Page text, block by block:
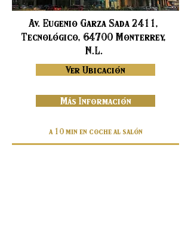
Av. Eugenio Garza Sada 2411,
Tecnológico, 64700 Monterrey,
N.L.
Ver Ubicación
Más Información
a 10 min en coche al salón